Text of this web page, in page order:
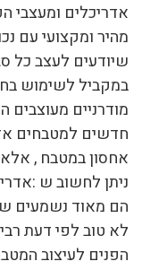
אדריכלים ומעצבי
מהיר ומקצועי עם
שיודעים לעצב כל
במקביל לשימוש
מודרניים מעוצבים
חדשים למטבחים
אחסון במטבח ,
ניתן לחשוב ש
הם מאוד נשמעים
לא טוב לפי דעת
הפנים לעיצוב